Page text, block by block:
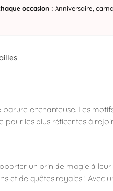
occasion : Anniversaire,
enchanteuse. Les
les plus réticentes à
un brin de magie à leur
et de quêtes royales ! Avec